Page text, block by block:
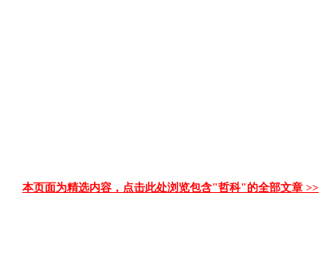
本页面为精选内容，点击此处浏览包含"哲科"的全部文章 >>